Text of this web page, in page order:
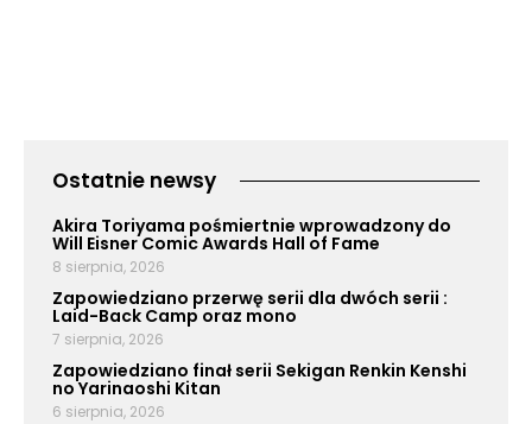
Ostatnie newsy
Akira Toriyama pośmiertnie wprowadzony do
Will Eisner Comic Awards Hall of Fame
8 sierpnia, 2026
Zapowiedziano przerwę serii dla dwóch serii :
Laid-Back Camp oraz mono
7 sierpnia, 2026
Zapowiedziano finał serii Sekigan Renkin Kenshi
no Yarinaoshi Kitan
6 sierpnia, 2026